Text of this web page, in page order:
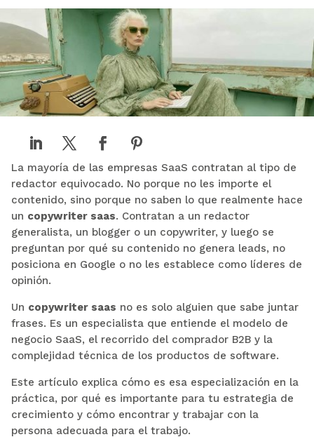
La mayoría de las empresas SaaS contratan al tipo de
redactor equivocado. No porque no les importe el
contenido, sino porque no saben lo que realmente hace
un copywriter saas. Contratan a un redactor
generalista, un blogger o un copywriter, y luego se
preguntan por qué su contenido no genera leads, no
posiciona en Google o no les establece como líderes de
opinión.
Un copywriter saas no es solo alguien que sabe juntar
frases. Es un especialista que entiende el modelo de
negocio SaaS, el recorrido del comprador B2B y la
complejidad técnica de los productos de software.
Este artículo explica cómo es esa especialización en la
práctica, por qué es importante para tu estrategia de
crecimiento y cómo encontrar y trabajar con la
persona adecuada para el trabajo.